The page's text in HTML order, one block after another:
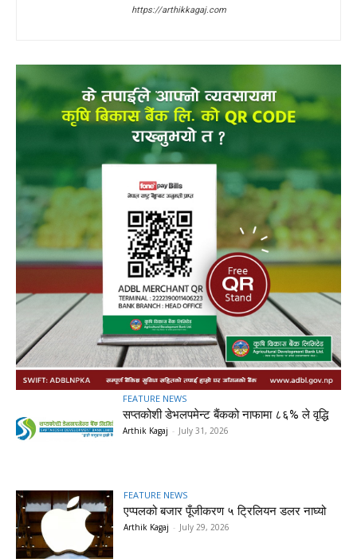
https://arthikkagaj.com
FEATURE NEWS
सप्तकोशी डेभलपमेन्ट बैंकको नाफामा ८६% ले वृद्धि
Arthik Kagaj - July 31, 2026
FEATURE NEWS
एप्पलको बजार पूँजीकरण ५ ट्रिलियन डलर नाघ्यो
Arthik Kagaj - July 29, 2026